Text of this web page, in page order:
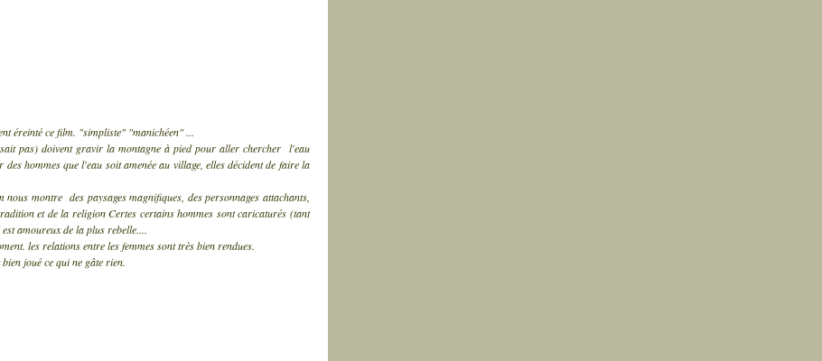
éreinté ce film. "simpliste" "manichéen" ...
pas) doivent gravir la montagne à pied pour aller chercher l'eau
hommes que l'eau soit amenée au village, elles décident de faire la
montre des paysages magnifiques, des personnages attachants,
et de la religion Certes certains hommes sont caricaturés (tant
amoureux de la plus rebelle....
les relations entre les femmes sont très bien rendues.
joué ce qui ne gâte rien.